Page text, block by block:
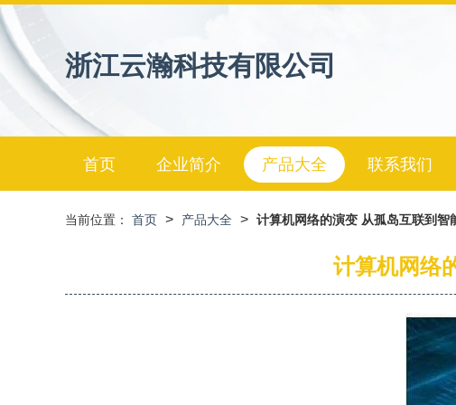
浙江云瀚科技有限公司
首页 企业简介 产品大全 联系我们
当前位置： 首页 > 产品大全 > 计算机网络的演变 从孤岛互联到智
计算机网络